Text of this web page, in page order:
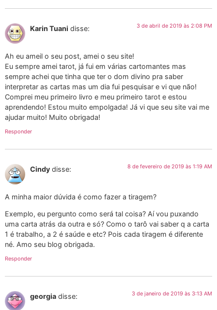
Karin Tuani disse: 3 de abril de 2019 às 2:08 PM
Ah eu ameil o seu post, amei o seu site!
Eu sempre amei tarot, já fui em várias cartomantes mas
sempre achei que tinha que ter o dom divino pra saber
interpretar as cartas mas um dia fui pesquisar e vi que não!
Comprei meu primeiro livro e meu primeiro tarot e estou
aprendendo! Estou muito empolgada! Já vi que seu site vai me
ajudar muito! Muito obrigada!
Responder
Cindy disse: 8 de fevereiro de 2019 às 1:19 AM
A minha maior dúvida é como fazer a tiragem?
Exemplo, eu pergunto como será tal coisa? Aí vou puxando
uma carta atrás da outra e só? Como o tarô vai saber q a carta
1 é trabalho, a 2 é saúde e etc? Pois cada tiragem é diferente
né. Amo seu blog obrigada.
Responder
georgia disse: 3 de janeiro de 2019 às 3:13 AM